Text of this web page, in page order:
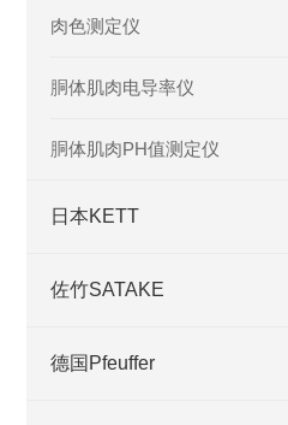
肉色测定仪
胴体肌肉电导率仪
胴体肌肉PH值测定仪
日本KETT
佐竹SATAKE
德国Pfeuffer